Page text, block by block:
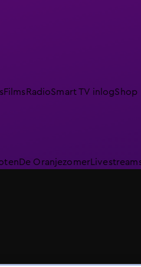
FilmsRadioSmart TV inlogShop
De Oranjezomer